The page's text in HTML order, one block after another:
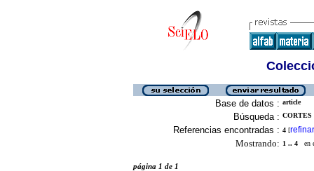
Base de datos : article
Búsqueda :
Referencias encontradas : 4 [refinar
Mostrando: 1 .. 4 en
página 1 de 1